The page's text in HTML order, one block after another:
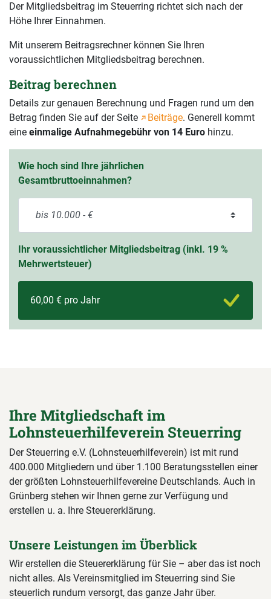
Der Mitgliedsbeitrag im Steuerring richtet sich nach der
Höhe Ihrer Einnahmen.
Mit unserem Beitragsrechner können Sie Ihren
voraussichtlichen Mitgliedsbeitrag berechnen.
Beitrag berechnen
Details zur genauen Berechnung und Fragen rund um den
Betrag finden Sie auf der Seite
Beiträge. Generell kommt
eine einmalige Aufnahmegebühr von 14 Euro hinzu.
Wie hoch sind Ihre jährlichen
Gesamtbruttoeinnahmen?
Ihr voraussichtlicher Mitgliedsbeitrag (inkl. 19 %
Mehrwertsteuer)
60,00 € pro Jahr
Ihre Mitgliedschaft im
Lohnsteuerhilfeverein Steuerring
Der Steuerring e.V. (Lohnsteuerhilfeverein) ist mit rund
400.000 Mitgliedern und über 1.100 Beratungsstellen einer
der größten Lohnsteuerhilfevereine Deutschlands. Auch in
Grünberg stehen wir Ihnen gerne zur Verfügung und
erstellen u. a. Ihre Steuererklärung.
Unsere Leistungen im Überblick
Wir erstellen die Steuererklärung für Sie – aber das ist noch
nicht alles. Als Vereinsmitglied im Steuerring sind Sie
steuerlich rundum versorgt, das ganze Jahr über.